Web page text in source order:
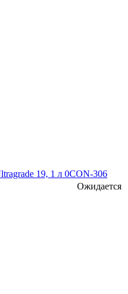
19, 1 л 0CON-306
Ожидается